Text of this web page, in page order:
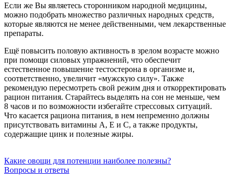
Если же Вы являетесь сторонником народной медицины,
можно подобрать множество различных народных средств,
которые являются не менее действенными, чем лекарственные
препараты.
Ещё повысить половую активность в зрелом возрасте можно
при помощи силовых упражнений, что обеспечит
естественное повышение тестостерона в организме и,
соответственно, увеличит «мужскую силу». Также
рекомендую пересмотреть свой режим дня и откорректировать
рацион питания. Старайтесь выделять на сон не меньше, чем
8 часов и по возможности избегайте стрессовых ситуаций.
Что касается рациона питания, в нем непременно должны
присутствовать витамины А, Е и С, а также продукты,
содержащие цинк и полезные жиры.
Какие овощи для потенции наиболее полезны?
Вопросы и ответы